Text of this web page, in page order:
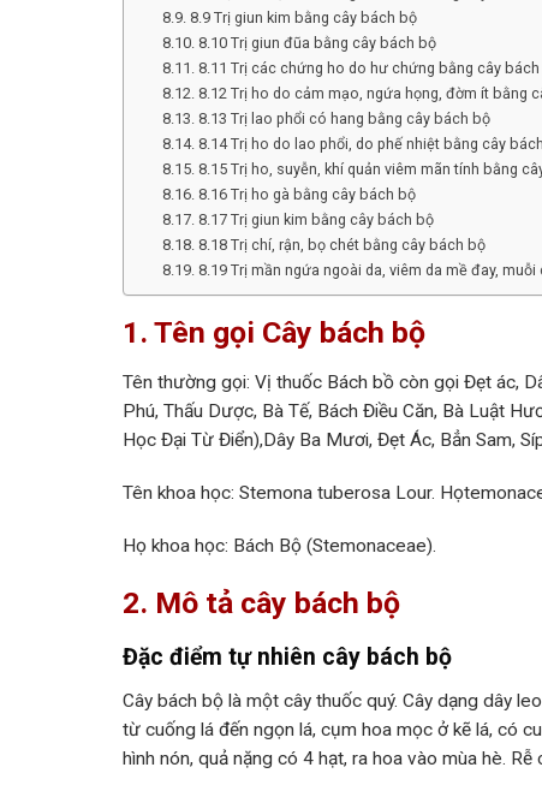
8.9 Trị giun kim bằng cây bách bộ
8.10 Trị giun đũa bằng cây bách bộ
8.11 Trị các chứng ho do hư chứng bằng cây
8.12 Trị ho do cảm mạo, ngứa họng, đờm ít bằng
8.13 Trị lao phổi có hang bằng cây bách bộ
8.14 Trị ho do lao phổi, do phế nhiệt bằng cây
8.15 Trị ho, suyễn, khí quản viêm mãn tính bằng
8.16 Trị ho gà bằng cây bách bộ
8.17 Trị giun kim bằng cây bách bộ
8.18 Trị chí, rận, bọ chét bằng cây bách bộ
8.19 Trị mần ngứa ngoài da, viêm da mề đay,
1. Tên gọi Cây bách bộ
Tên thường gọi: Vị thuốc Bách bồ còn gọi Đẹt ác,
Phú, Thấu Dược, Bà Tế, Bách Điều Căn, Bà Luật
Học Đại Từ Điển),Dây Ba Mươi, Đẹt Ác, Bẳn Sam,
Tên khoa học: Stemona tuberosa Lour.
Họ khoa học: Bách Bộ (Stemonaceae).
2. Mô tả cây bách bộ
Đặc điểm tự nhiên cây bách bộ
Cây bách bộ là một cây thuốc quý. Cây dạng dây
từ cuống lá đến ngọn lá, cụm hoa mọc ở kẽ lá, có
hình nón, quả nặng có 4 hạt, ra hoa vào mùa hè.